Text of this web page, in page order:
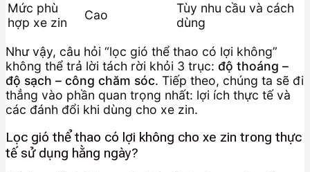
Mức phù
hợp xe zin
Cao
Tùy nhu cầu và cách
dùng
Như vậy, câu hỏi “lọc gió thể thao có lợi không”
không thể trả lời tách rời khỏi 3 trục: độ thoáng –
độ sạch – công chăm sóc. Tiếp theo, chúng ta sẽ đi
thẳng vào phần quan trọng nhất: lợi ích thực tế và
các đánh đổi khi dùng cho xe zin.
Lọc gió thể thao có lợi không cho xe zin trong thực
tế sử dụng hằng ngày?